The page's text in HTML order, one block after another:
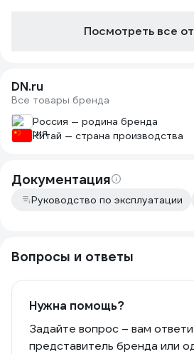
Посмотреть все
DN.ru
Все товары бренда
Россия — родина бренда
Китай — страна производства
Документация
Руководство по эксплуатации
Вопросы и ответы
Нужна помощь?
Задайте вопрос – вам
представитель бренда или